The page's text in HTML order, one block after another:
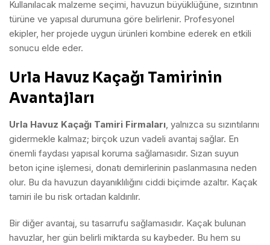
Kullanılacak malzeme seçimi, havuzun büyüklüğüne, sızıntının
türüne ve yapısal durumuna göre belirlenir. Profesyonel
ekipler, her projede uygun ürünleri kombine ederek en etkili
sonucu elde eder.
Urla Havuz Kaçağı Tamirinin
Avantajları
Urla Havuz Kaçağı Tamiri Firmaları, yalnızca su sızıntılarını
gidermekle kalmaz; birçok uzun vadeli avantaj sağlar. En
önemli faydası yapısal koruma sağlamasıdır. Sızan suyun
beton içine işlemesi, donatı demirlerinin paslanmasına neden
olur. Bu da havuzun dayanıklılığını ciddi biçimde azaltır. Kaçak
tamiri ile bu risk ortadan kaldırılır.
Bir diğer avantaj, su tasarrufu sağlamasıdır. Kaçak bulunan
havuzlar, her gün belirli miktarda su kaybeder. Bu hem su